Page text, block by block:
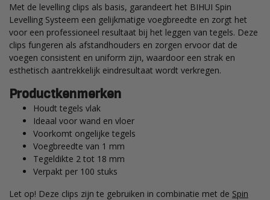
Met de levelling clips als basis, garandeert het BIHUI Spin
Levelling Systeem een gelijkmatige voegbreedte en zorgt het
voor een professioneel resultaat bij het leggen van tegels. Deze
clips fungeren als afstandhouders en zorgen ervoor dat de
voegen consistent en uniform zijn, waardoor een strak en
esthetisch aantrekkelijk eindresultaat wordt verkregen.
Productkenmerken
Houdt tegels vlak
Ideaal voor wand en vloer
Voorkomt ongelijke tegels
Voegbreedte van 1 mm
Tegeldikte 2 tot 18 mm
Verpakt per 100 stuks
Let op! Deze clips zijn te gebruiken in combinatie met de Spin